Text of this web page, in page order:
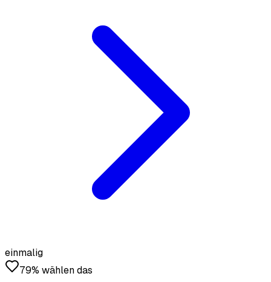
einmalig
79% wählen das